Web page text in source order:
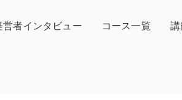
営者インタビュー コース一覧 講